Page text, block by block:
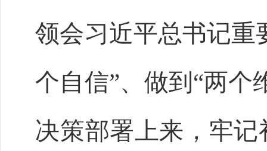
领会习近平总书记重
个自信”、做到“两个
决策部署上来，牢